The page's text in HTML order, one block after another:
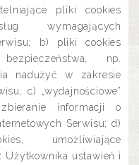
pliki cookies
wymagających
b) pliki cookies
np.
nadużyć w zakresie
c) „wydajnościowe”
informacji o
Serwisu; d)
umożliwiające
Użytkownika ustawień i